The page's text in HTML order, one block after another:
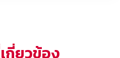
กี่ยวข้อง